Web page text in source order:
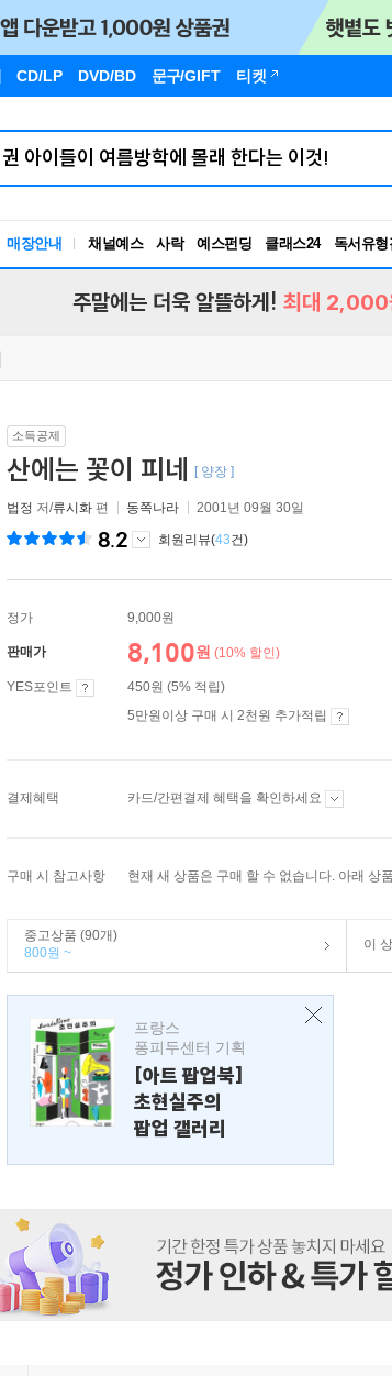
CD/LP DVD/BD 문구/GIFT 티켓
매장안내 채널예스 사락 예스펀딩 클래스24
독서유형
RBTI Lab
주말에는 더욱 알뜰하게! 최대 2,000
소득공제
산에는 꽃이 피네 [ 양장 ]
법정 저/류시화 편 동쪽나라 2001년 09월 30일
8.2 회원리뷰(43건)
정가 9,000원
판매가 8,100원 (10% 할인)
YES포인트
450원 (5% 적립)
5만원이상 구매 시 2천원 추가적립
결제혜택 카드/간편결제 혜택을 확인하세요
구매 시 참고사항 현재 새 상품은 구매 할 수 없습니다. 아래 상
중고상품 (90개)
800원 ~
이
프랑스
퐁피두센터 기획
[아트 팝업북]
초현실주의
팝업 갤러리